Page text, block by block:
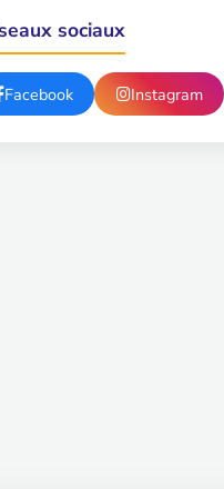
sociaux
Facebook Instagram